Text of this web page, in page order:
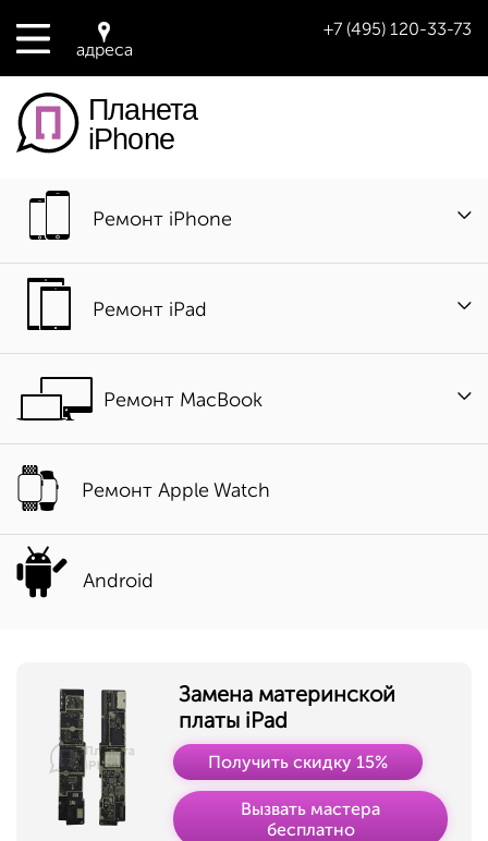
адреса
+7 (495) 120-33-73
Планета
iPhone
Ремонт iPhone
Ремонт iPad
Ремонт MacBook
Ремонт Apple Watch
Android
Замена материнской
платы iPad
Получить скидку 15%
Вызвать мастера
бесплатно